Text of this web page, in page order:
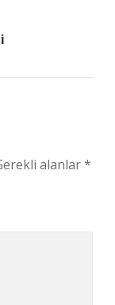
alanlar*